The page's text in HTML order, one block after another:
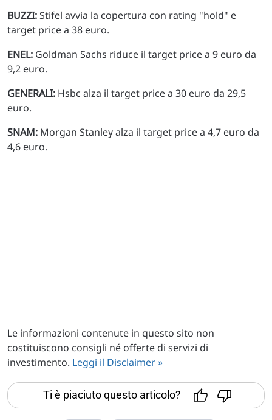
BUZZI:Stifel avvia la copertura con rating "hold" e
target price a 38 euro.
ENEL: Goldman Sachs riduce il target price a 9 euro da
9,2 euro.
GENERALI: Hsbc alza il target price a 30 euro da 29,5
euro.
SNAM: Morgan Stanley alza il target price a 4,7 euro da
4,6 euro.
Le informazioni contenute in questo sito non
costituiscono consigli né offerte di servizi di
investimento. Leggi il Disclaimer »
Ti è piaciuto questo articolo?